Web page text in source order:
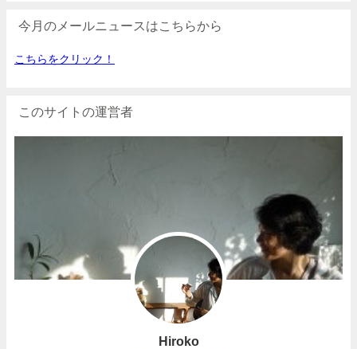
今月のメールニュースはこちらから
こちらをクリック！
このサイトの運営者
Hiroko